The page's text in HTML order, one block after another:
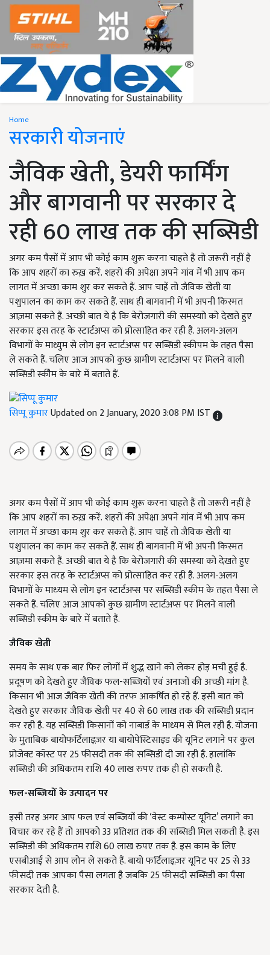
Home
सरकारी योजनाएं
जैविक खेती, डेयरी फार्मिंग
और बागवानी पर सरकार दे
रही 60 लाख तक की सब्सिडी
अगर कम पैसों में आप भी कोई काम शुरू करना चाहते हैं तो जरूरी नहीं है
कि आप शहरों का रुख़ करें. शहरों की अपेक्षा अपने गांव में भी आप कम
लागत में अच्छा काम शुर कर सकते हैं. आप चाहें तो जैविक खेती या
पशुपालन का काम कर सकते हैं. साथ ही बागवानी में भी अपनी किस्मत
आज़मा सकते हैं. अच्छी बात ये है कि बेरोजगारी की समस्याो को देखते हुए
सरकार इस तरह के स्टार्टअप्स को प्रोत्साहित कर रही है. अलग-अलग
विभागों के माध्युम से लोग इन स्टार्टअप्स पर सब्सिडी स्कीपम के तहत पैसा
ले सकते हैं. चलिए आज आपको कुछ ग्रामीण स्टार्टअप्स पर मिलने वाली
सब्सिडी स्कीैम के बारे में बताते हैं.
सिप्पू कुमारUpdated on 2 January, 2020 3:08 PM IST
अगर कम पैसों में आप भी कोई काम शुरू करना चाहते हैं तो जरूरी नहीं है
कि आप शहरों का रुख़ करें. शहरों की अपेक्षा अपने गांव में भी आप कम
लागत में अच्छा काम शुर कर सकते हैं. आप चाहें तो जैविक खेती या
पशुपालन का काम कर सकते हैं. साथ ही बागवानी में भी अपनी किस्मत
आज़मा सकते हैं. अच्छी बात ये है कि बेरोजगारी की समस्‍या को देखते हुए
सरकार इस तरह के स्टार्टअप्स को प्रोत्साहित कर रही है. अलग-अलग
विभागों के माध्‍यम से लोग इन स्टार्टअप्स पर सब्सिडी स्‍कीम के तहत पैसा ले
सकते हैं. चलिए आज आपको कुछ ग्रामीण स्टार्टअप्स पर मिलने वाली
सब्सिडी स्‍कीम के बारे में बताते हैं.
जैविक खेती
समय के साथ एक बार फिर लोगों में शुद्ध खाने को लेकर होड़ मची हुई है.
प्रदूषण को देखते हुए जैविक फल-सब्जियों एवं अनाजों की अच्छी मांग है.
किसान भी आज जैविक खेती की तरफ आकर्षित हो रहे हैं. इसी बात को
देखते हुए सरकार जैविक खेती पर 40 से 60 लाख तक की सब्सिडी प्रदान
कर रही है. यह सब्सिडी किसानों को नाबार्ड के माध्यम से मिल रही है. योजना
के मुताबिक बायोफर्टिलाइज़र या बायोपेस्टिसाइड की यूनिट लगाने पर कुल
प्रोजेक्ट कॉस्ट पर 25 फीसदी तक की सब्सिडी दी जा रही है. हालांकि
सब्सिडी की अधिकतम राशि 40 लाख रुपए तक ही हो सकती है.
फल-सब्जियों के उत्पादन पर
इसी तरह अगर आप फल एवं सब्जियों की ‘वेस्ट कम्पोस्ट यूनिट’ लगाने का
विचार कर रहे हैं तो आपको 33 प्रतिशत तक की सब्सिडी मिल सकती है. इस
सब्सिडी की अधिकतम राशि 60 लाख रुपए तक है. इस काम के लिए
एसबीआई से आप लोन ले सकते हैं. बायो फर्टिलाइज़र यूनिट पर 25 से 33
फीसदी तक आपका पैसा लगता है जबकि 25 फीसदी सब्सिडी का पैसा
सरकार देती है.